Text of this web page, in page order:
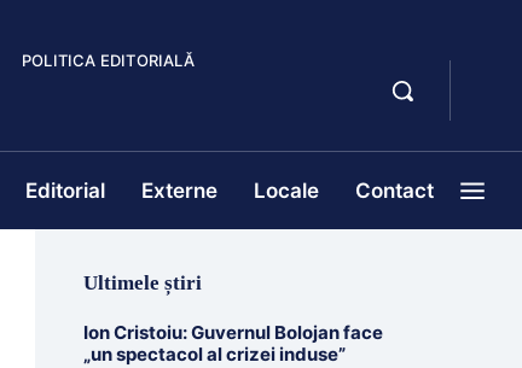
POLITICA EDITORIALĂ
Editorial Externe Locale Contact
Ultimele știri
Ion Cristoiu: Guvernul Bolojan face
„un spectacol al crizei induse”